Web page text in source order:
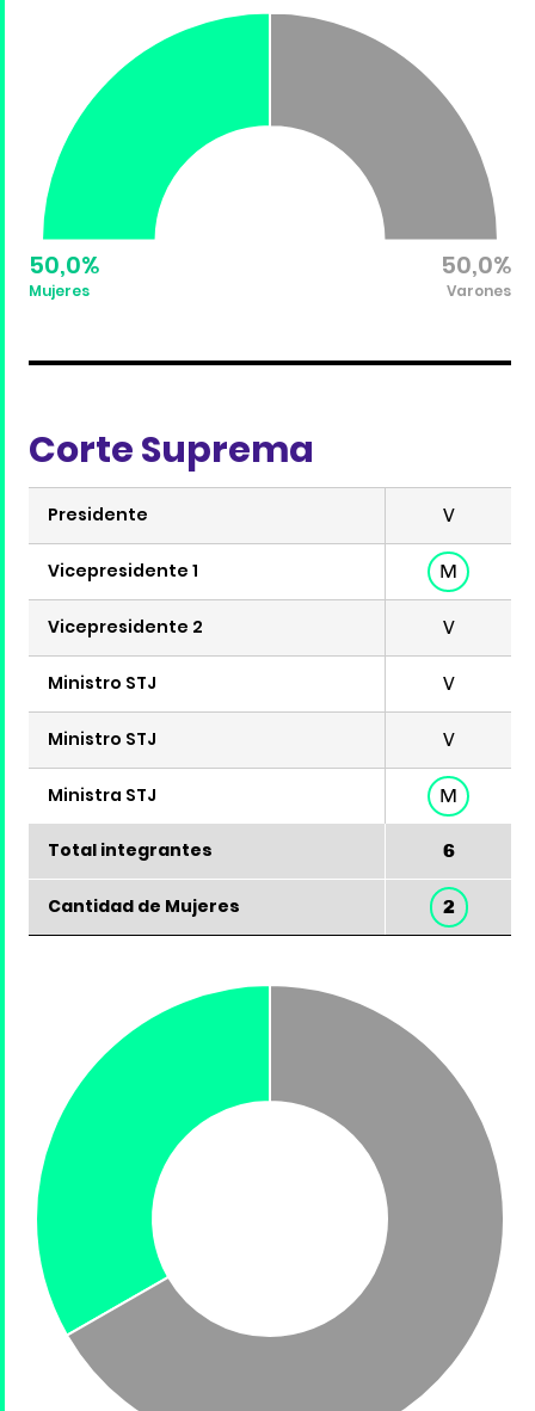
50,0%
Mujeres
50,0%
Varones
Corte Suprema
Presidente V
Vicepresidente 1 M
Vicepresidente 2 V
Ministro STJ V
Ministro STJ V
Ministra STJ M
Total integrantes 6
Cantidad de Mujeres 2